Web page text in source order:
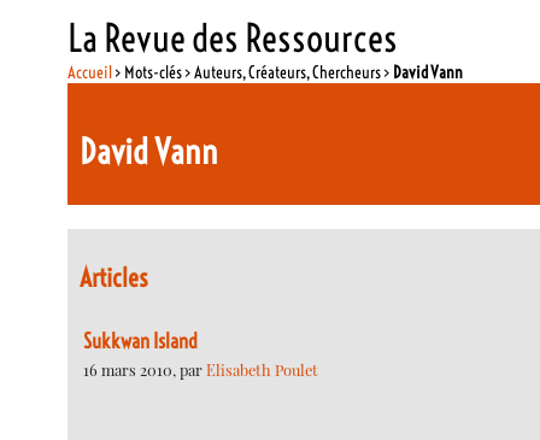
La Revue des Ressources
Accueil> Mots-clés > Auteurs, Créateurs, Chercheurs > David Vann
David Vann
Articles
Sukkwan Island
16 mars 2010, parElisabeth Poulet